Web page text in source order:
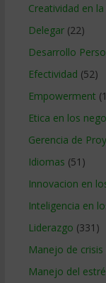
Creatividad en
Delegar(22)
Desarrollo
Efectividad (52)
Empowerment
Etica en los
Gerencia de
Idiomas (51)
Innovacion en
Inteligencia en
Liderazgo (331)
Manejo de crisis
Manejo del